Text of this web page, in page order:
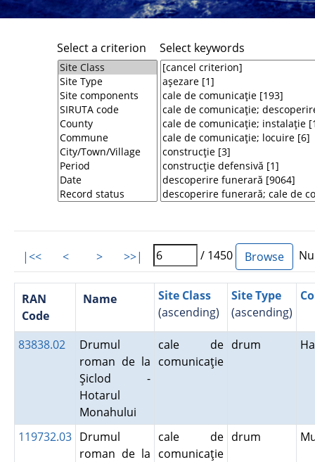
Select a criterion Select keywords
|<< < > >>| / 1450
RAN
Code
Name
Site Class
(ascending)
Site Type
(ascending)
83838.02
Drumul
roman de la
Şiclod -
Hotarul
Monahului
cale de
comunicaţie
drum
119732.03 Drumul
roman de la
cale de
comunicaţie
drum